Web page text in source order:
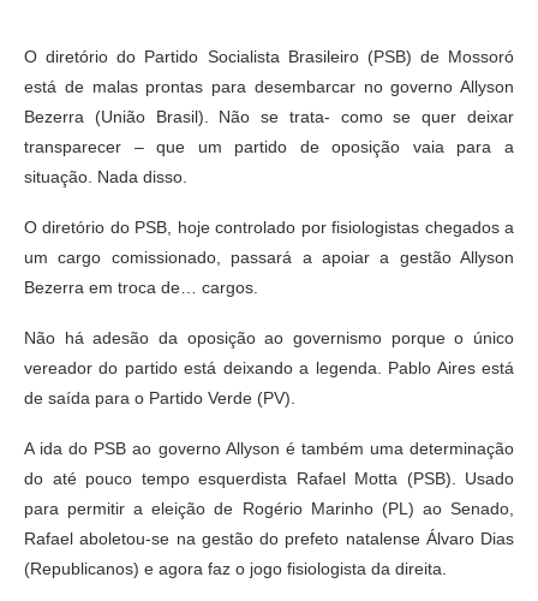
O diretório do Partido Socialista Brasileiro (PSB) de Mossoró
está de malas prontas para desembarcar no governo Allyson
Bezerra (União Brasil). Não se trata- como se quer deixar
transparecer – que um partido de oposição vaia para a
situação. Nada disso.
O diretório do PSB, hoje controlado por fisiologistas chegados a
um cargo comissionado, passará a apoiar a gestão Allyson
Bezerra em troca de… cargos.
Não há adesão da oposição ao governismo porque o único
vereador do partido está deixando a legenda. Pablo Aires está
de saída para o Partido Verde (PV).
A ida do PSB ao governo Allyson é também uma determinação
do até pouco tempo esquerdista Rafael Motta (PSB). Usado
para permitir a eleição de Rogério Marinho (PL) ao Senado,
Rafael aboletou-se na gestão do prefeto natalense Álvaro Dias
(Republicanos) e agora faz o jogo fisiologista da direita.